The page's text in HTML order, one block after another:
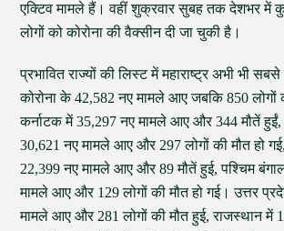
एक्टिव मामले हैं। वहीं शुक्रवार सुबह तक देशभर में
लोगों को कोरोना की वैक्सीन दी जा चुकी है।
प्रभावित राज्यों की लिस्ट में महाराष्ट्र अभी भी
कोरोना के 42,582 नए मामले आए जबकि 850 लोगों
कर्नाटक में 35,297 नए मामले आए और 344 मौतें
30,621 नए मामले आए और 297 लोगों की मौत हो
22,399 नए मामले आए और 89 मौतें हुई, पश्चिम
मामले आए और 129 लोगों की मौत हो गई। उत्तर
मामले आए और 281 लोगों की मौत हुई, राजस्थान में